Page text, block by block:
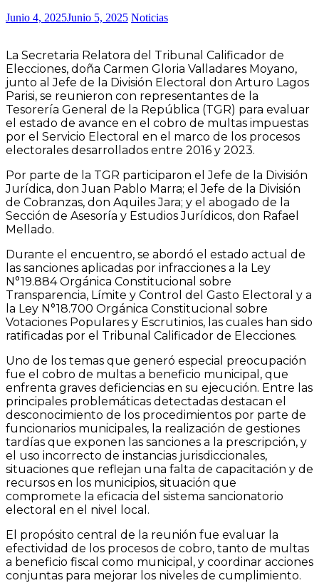
Junio 4, 2025Junio 5, 2025 Noticias
La Secretaria Relatora del Tribunal Calificador de
Elecciones, doña Carmen Gloria Valladares Moyano,
junto al Jefe de la División Electoral don Arturo Lagos
Parisi, se reunieron con representantes de la
Tesorería General de la República (TGR) para evaluar
el estado de avance en el cobro de multas impuestas
por el Servicio Electoral en el marco de los procesos
electorales desarrollados entre 2016 y 2023.
Por parte de la TGR participaron el Jefe de la División
Jurídica, don Juan Pablo Marra; el Jefe de la División
de Cobranzas, don Aquiles Jara; y el abogado de la
Sección de Asesoría y Estudios Jurídicos, don Rafael
Mellado.
Durante el encuentro, se abordó el estado actual de
las sanciones aplicadas por infracciones a la Ley
N°19.884 Orgánica Constitucional sobre
Transparencia, Límite y Control del Gasto Electoral y a
la Ley N°18.700 Orgánica Constitucional sobre
Votaciones Populares y Escrutinios, las cuales han sido
ratificadas por el Tribunal Calificador de Elecciones.
Uno de los temas que generó especial preocupación
fue el cobro de multas a beneficio municipal, que
enfrenta graves deficiencias en su ejecución. Entre las
principales problemáticas detectadas destacan el
desconocimiento de los procedimientos por parte de
funcionarios municipales, la realización de gestiones
tardías que exponen las sanciones a la prescripción, y
el uso incorrecto de instancias jurisdiccionales,
situaciones que reflejan una falta de capacitación y de
recursos en los municipios, situación que
compromete la eficacia del sistema sancionatorio
electoral en el nivel local.
El propósito central de la reunión fue evaluar la
efectividad de los procesos de cobro, tanto de multas
a beneficio fiscal como municipal, y coordinar acciones
conjuntas para mejorar los niveles de cumplimiento.